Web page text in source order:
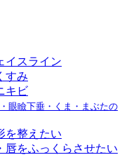
イスライン
すみ
キビ
・眼瞼下垂・くま・まぶたの
を整えたい
唇をふっくらさせたい